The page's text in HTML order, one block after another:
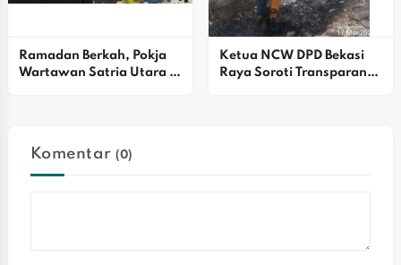
Ramadan Berkah, Pokja
Wartawan Satria Utara
Ketua NCW DPD Bekasi
Raya Soroti Transparansi
Komentar(0)